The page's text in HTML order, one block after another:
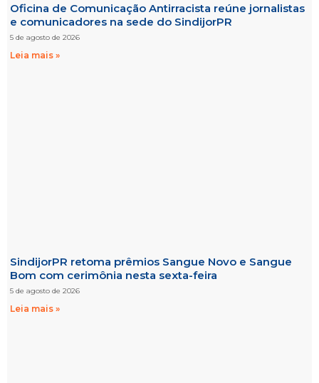
Oficina de Comunicação Antirracista reúne jornalistas
e comunicadores na sede do SindijorPR
5 de agosto de 2026
Leia mais »
SindijorPR retoma prêmios Sangue Novo e Sangue
Bom com cerimônia nesta sexta-feira
5 de agosto de 2026
Leia mais »